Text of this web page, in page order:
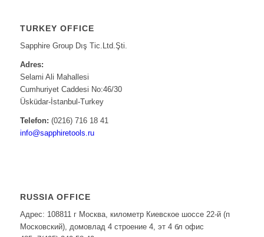
TURKEY OFFICE
Sapphire Group Dış Tic.Ltd.Şti.
Adres:
Selami Ali Mahallesi
Cumhuriyet Caddesi No:46/30
Üsküdar-İstanbul-Turkey
Telefon: (0216) 716 18 41
info@sapphiretools.ru
RUSSIA OFFICE
Адрес: 108811 г Москва, километр Киевское шоссе 22-й (п
Московский), домовлад 4 строение 4, эт 4 бл офис